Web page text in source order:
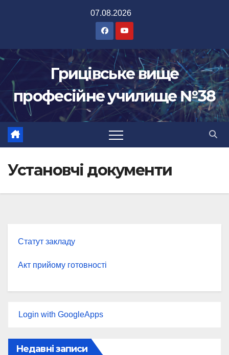
07.08.2026
Грицівське вище
професійне училище №38
Установчі документи
Статут закладу
Акт прийому готовності
Login with GoogleApps
Недавні записи